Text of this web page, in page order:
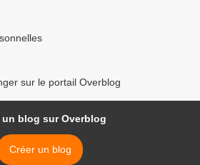
sur le portail Overblog
un blog sur Overblog
Créer un blog